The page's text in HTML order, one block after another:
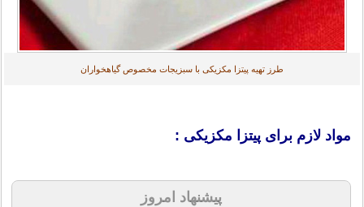
طرز تهیه پیتزا مکزیکی با سبزیجات مخصوص گیاهخواران
مواد لازم برای پیتزا مکزیکی :
پیشنهاد امروز